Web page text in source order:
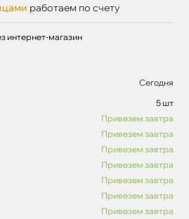
работаем по счету
интернет-магазин
Сегодня
5 шт
Привезем завтра
Привезем завтра
Привезем завтра
Привезем завтра
Привезем завтра
Привезем завтра
Привезем завтра